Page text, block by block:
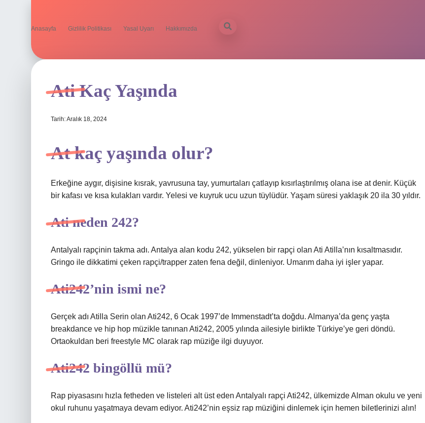
Anasayfa Gizlilik Politikası Yasal Uyarı Hakkımızda
Ati Kaç Yaşında
Tarih: Aralık 18, 2024
At kaç yaşında olur?
Erkeğine aygır, dişisine kısrak, yavrusuna tay, yumurtaları çatlayıp kısırlaştırılmış olana ise at denir. Küçük
bir kafası ve kısa kulakları vardır. Yelesi ve kuyruk ucu uzun tüylüdür. Yaşam süresi yaklaşık 20 ila 30 yıldır.
Ati neden 242?
Antalyalı rapçinin takma adı. Antalya alan kodu 242, yükselen bir rapçi olan Ati Atilla’nın kısaltmasıdır.
Gringo ile dikkatimi çeken rapçi/trapper zaten fena değil, dinleniyor. Umarım daha iyi işler yapar.
Ati242’nin ismi ne?
Gerçek adı Atilla Serin olan Ati242, 6 Ocak 1997’de Immenstadt’ta doğdu. Almanya’da genç yaşta
breakdance ve hip hop müzikle tanınan Ati242, 2005 yılında ailesiyle birlikte Türkiye’ye geri döndü.
Ortaokuldan beri freestyle MC olarak rap müziğe ilgi duyuyor.
Ati242 bingöllü mü?
Rap piyasasını hızla fetheden ve listeleri alt üst eden Antalyalı rapçi Ati242, ülkemizde Alman okulu ve yeni
okul ruhunu yaşatmaya devam ediyor. Ati242’nin eşsiz rap müziğini dinlemek için hemen biletlerinizi alın!